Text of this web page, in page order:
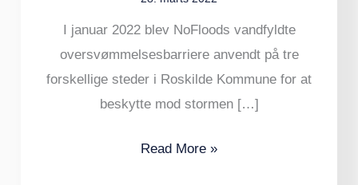
I januar 2022 blev NoFloods vandfyldte
oversvømmelsesbarriere anvendt på tre
forskellige steder i Roskilde Kommune for at
beskytte mod stormen […]
Read More »